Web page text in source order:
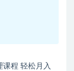
程 轻松月入